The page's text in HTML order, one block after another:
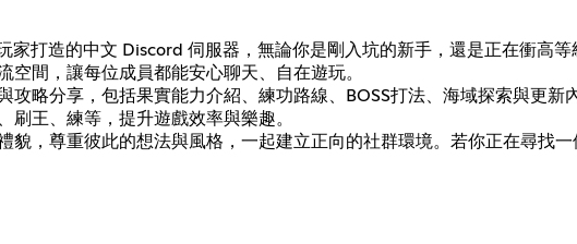
家打造的中文 Discord 伺服器，無論你是剛入坑的新手，還是正在衝高
空間，讓每位成員都能安心聊天、自在遊玩。
攻略分享，包括果實能力介紹、練功路線、BOSS打法、海域探索與更
刷王、練等，提升遊戲效率與樂趣。
貌，尊重彼此的想法與風格，一起建立正向的社群環境。若你正在尋找